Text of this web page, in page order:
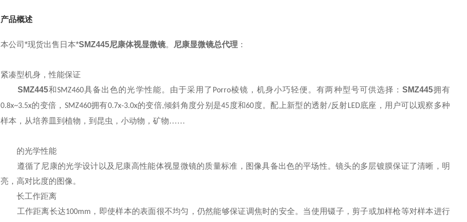
产品概述
本公司*现货出售日本*SMZ445尼康体视显微镜。 尼康显微镜总代理 ：
紧凑型机身，性能保证
SMZ445和SMZ460具备出色的光学性能。由于采用了 Porro棱镜，机身小巧轻便。有两种型号可供选择： SMZ445拥有
0.8x~3.5x的变倍， SMZ460拥有0.7x-3.0x的变倍,倾斜角度分别是45 度和60度。配上新型的透射/反射LED底座，用户可以观察多种
样本，从培养皿到植物，到昆虫，小动物，矿物……
的光学性能
遵循了尼康的光学设计以及尼康高性能体视显微镜的质量标准，图像具备出色的平场性。镜头的多层镀膜保证了清晰，明
亮，高对比度的图像。
长工作距离
工作距离长达100mm ，即使样本的表面很不均匀，仍然能够保证调焦时的安全。当使用镊子，剪子或加样枪等对样本进行